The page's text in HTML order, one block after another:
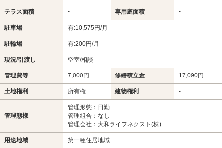
テラス面積 - 専用庭面積 -
駐車場 有:10,575円/月
駐輪場 有:200円/月
現況/引渡し 空室/相談
管理費等 7,000円 修繕積立金 17,090円
土地権利 所有権 建物権利 -
管理態様
管理形態：日勤
管理組合：なし
管理会社：大和ライフネクスト(株)
用途地域 第一種住居地域